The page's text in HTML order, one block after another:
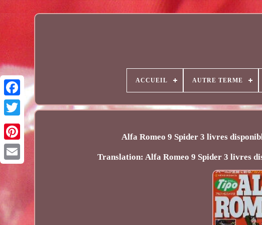
ACCUEIL AUTRE TERME
Alfa Romeo 9 Spider 3 livres
Translation: Alfa Romeo 9 Spider 3 livres